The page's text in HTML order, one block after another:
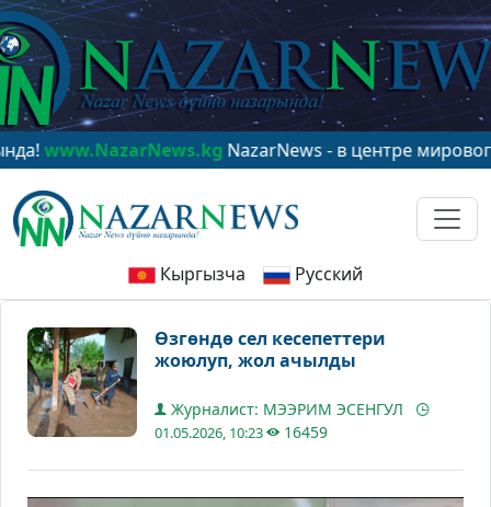
NazarNews - в центре мирового
Кыргызча Русский
Өзгөндө сел кесепеттери
жоюлуп, жол ачылды
Журналист: МЭЭРИМ ЭСЕНГУЛ
01.05.2026, 10:23 16459